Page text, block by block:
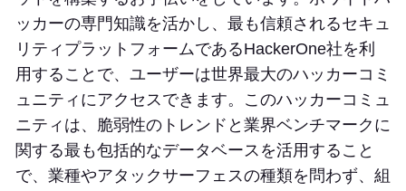
ッカーの専門知識を活かし、最も信頼されるセキュ
リティプラットフォームであるHackerOne社を利
用することで、ユーザーは世界最大のハッカーコミ
ュニティにアクセスできます。このハッカーコミュ
ニティは、脆弱性のトレンドと業界ベンチマークに
関する最も包括的なデータベースを活用すること
で、業種やアタックサーフェスの種類を問わず、組